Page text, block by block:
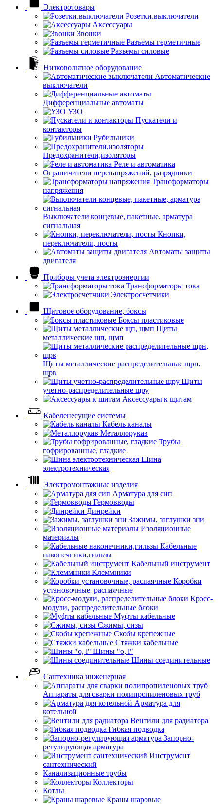
Электротовары
Розетки,выключатели
Аксессуары
Звонки
Разъемы герметичные
Разъемы силовые
Низковольтное оборудование
Автоматические
выключатели
Дифференциальные автоматы
УЗО
Пускатели и
контакторы
Рубильники
Предохранители,изоляторы
Реле и автоматика
Ограничители перенапряжений, разрядники
Трансформаторы
напряжения
Выключатели концевые, пакетные, арматура
сигнальная
Кнопки,
переключатели, посты
Автоматы защиты
двигателя
Приборы учета электроэнергии
Трансформаторы тока
Электросчетчики
Щитовое оборудование, боксы
Боксы пластиковые
Щиты
металлические щп, щмп
Щиты металлические распределительные щрн,
щрв
Щиты
учетно-распределительные щру
Аксессуары к щитам
Кабеленесущие системы
Кабель каналы
Металлорукав
Трубы
гофрированные, гладкие
Шина
электротехническая
Электромонтажные изделия
Арматура для сип
Гермовводы
Динрейки
Зажимы, заглушки зни
Изоляционные
материалы
Кабельные
наконечники,гильзы
Кабельный инструмент
Клеммники
Коробки
установочные, распаячные
Кросс-
модули, распределительные блоки
Муфты кабельные
Сжимы, сизы
Скобы крепежные
Стяжки кабельные
Шины "o, l"
Шины соединительные
Сантехника инженерная
Аппараты для сварки полипропиленовых труб
Арматура для
котельной
Вентили для радиатора
Гибкая подводка
Запорно-
регулирующая арматура
Инструмент
сантехнический
Канализационные трубы
Коллекторы
Котлы
Краны шаровые